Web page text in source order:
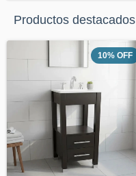
Productos destacados
10% OFF